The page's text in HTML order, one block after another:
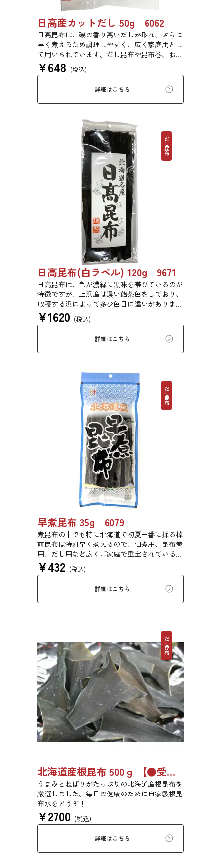
日高産カットだし 50g 6062
日高昆布は、磯の香り高いだしが取れ、さらに
早く煮えるため調理しやすく、広く家庭用とし
て用いられています。だし昆布や昆布巻、おで
ん、佃煮、煮締め等に最適です。
¥648 (税込)
詳細はこちら
だし昆布
日高昆布(白ラベル) 120g 9671
日高昆布は、色が濃緑に黒味を帯びているのが
特徴ですが、上浜産は濃い飴茶色をしており、
収穫する浜によって多少色目に違いがありま
す。だし昆布として多く用いられ、だし後の昆
布は佃煮や煮物などに使われます。また、煮上
がりが早いため、昆布巻や豆昆布などの総菜、
佃煮などに最適です。
¥1620 (税込)
詳細はこちら
だし昆布
早煮昆布 35g 6079
煮昆布の中でも特に北海道で初夏一番に採る棹
前昆布は特別早く煮えるので、佃煮用、昆布巻
用、だし用など広くご家庭で重宝されている万
能昆布です。
¥432 (税込)
詳細はこちら
だし昆布
北海道産根昆布 500ｇ 【●受注生産品】8494
うまみとねばりがたっぷりの北海道産根昆布を
厳選しました。毎日の健康のために自家製根昆
布水をどうぞ！
¥2700 (税込)
詳細はこちら